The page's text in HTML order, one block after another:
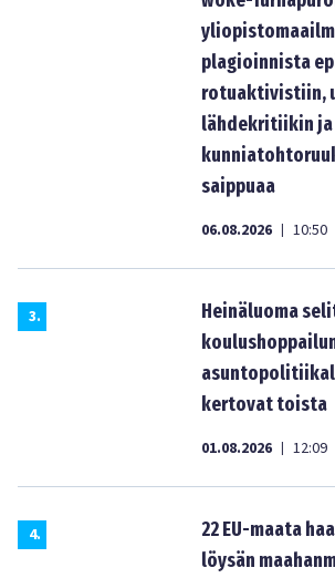
plagioinnista
rotuaktivistiin,
lähdekritiikin
saippuaa
06.08.2026 | 10:50
3.
Heinäluoma
kertovat toista
01.08.2026 | 12:09
4.
22 EU-maata
löysän